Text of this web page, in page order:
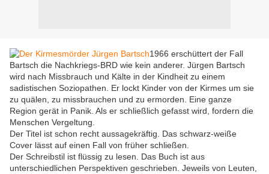
1966 erschüttert der Fall
Bartsch die Nachkriegs-BRD wie kein anderer. Jürgen Bartsch
wird nach Missbrauch und Kälte in der Kindheit zu einem
sadistischen Soziopathen. Er lockt Kinder von der Kirmes um sie
zu quälen, zu missbrauchen und zu ermorden. Eine ganze
Region gerät in Panik. Als er schließlich gefasst wird, fordern die
Menschen Vergeltung.
Der Titel ist schon recht aussagekräftig. Das schwarz-weiße
Cover lässt auf einen Fall von früher schließen.
Der Schreibstil ist flüssig zu lesen. Das Buch ist aus
unterschiedlichen Perspektiven geschrieben. Jeweils von Leuten,